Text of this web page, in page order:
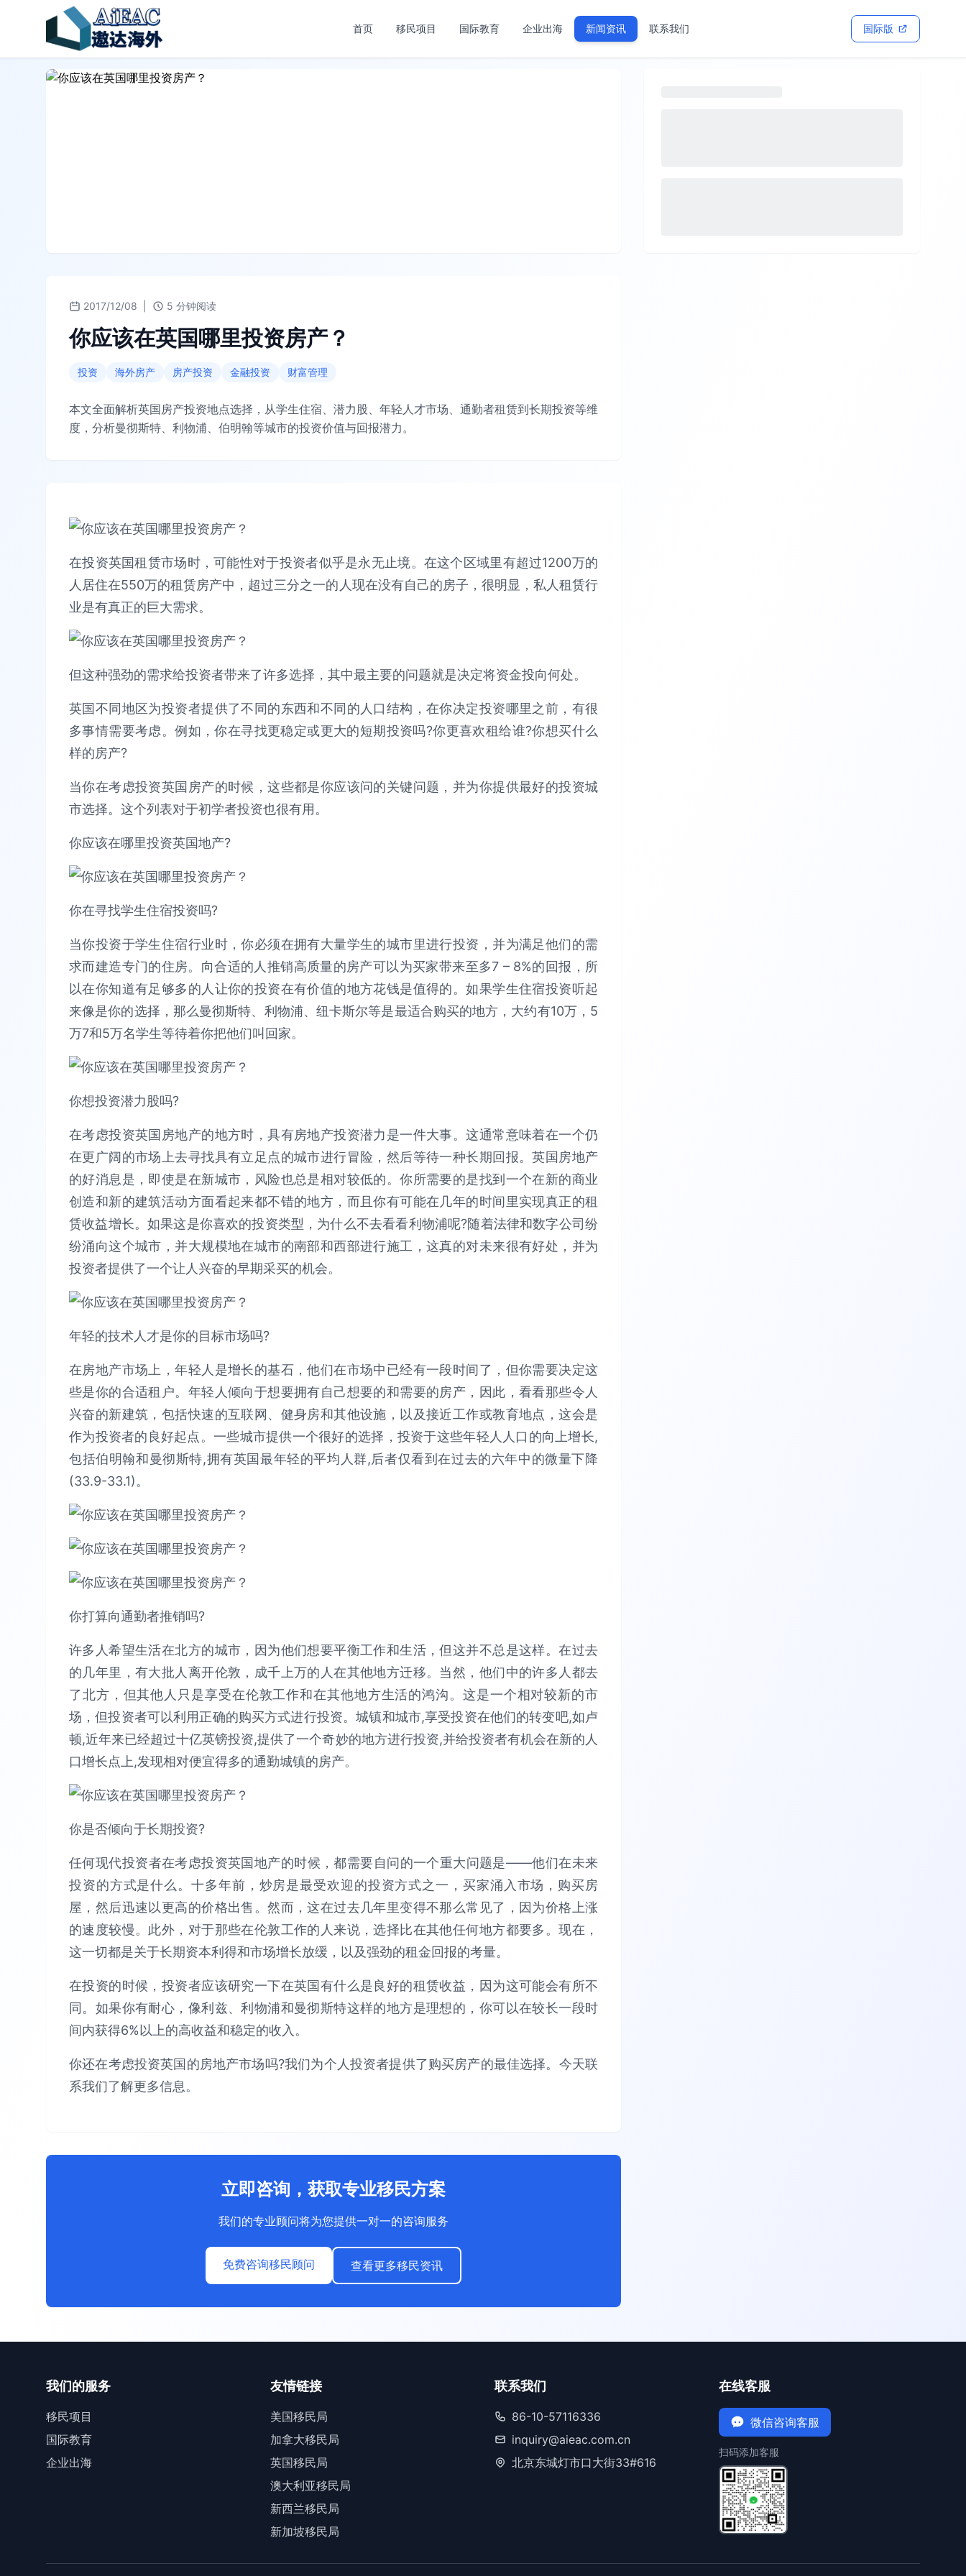
首页 移民项目 国际教育 企业出海 新闻资讯 联系我们 国际版
2017/12/08 5 分钟阅读
你应该在英国哪里投资房产？
投资 海外房产 房产投资 金融投资 财富管理
本文全面解析英国房产投资地点选择，从学生住宿、潜力股、年轻人才市场、通勤者租赁到长期投资等维
度，分析曼彻斯特、利物浦、伯明翰等城市的投资价值与回报潜力。
在投资英国租赁市场时，可能性对于投资者似乎是永无止境。在这个区域里有超过1200万的
人居住在550万的租赁房产中，超过三分之一的人现在没有自己的房子，很明显，私人租赁行
业是有真正的巨大需求。
但这种强劲的需求给投资者带来了许多选择，其中最主要的问题就是决定将资金投向何处。
英国不同地区为投资者提供了不同的东西和不同的人口结构，在你决定投资哪里之前，有很
多事情需要考虑。例如，你在寻找更稳定或更大的短期投资吗?你更喜欢租给谁?你想买什么
样的房产?
当你在考虑投资英国房产的时候，这些都是你应该问的关键问题，并为你提供最好的投资城
市选择。这个列表对于初学者投资也很有用。
你应该在哪里投资英国地产?
你在寻找学生住宿投资吗?
当你投资于学生住宿行业时，你必须在拥有大量学生的城市里进行投资，并为满足他们的需
求而建造专门的住房。向合适的人推销高质量的房产可以为买家带来至多7 – 8%的回报，所
以在你知道有足够多的人让你的投资在有价值的地方花钱是值得的。如果学生住宿投资听起
来像是你的选择，那么曼彻斯特、利物浦、纽卡斯尔等是最适合购买的地方，大约有10万，5
万7和5万名学生等待着你把他们叫回家。
你想投资潜力股吗?
在考虑投资英国房地产的地方时，具有房地产投资潜力是一件大事。这通常意味着在一个仍
在更广阔的市场上去寻找具有立足点的城市进行冒险，然后等待一种长期回报。英国房地产
的好消息是，即使是在新城市，风险也总是相对较低的。你所需要的是找到一个在新的商业
创造和新的建筑活动方面看起来都不错的地方，而且你有可能在几年的时间里实现真正的租
赁收益增长。如果这是你喜欢的投资类型，为什么不去看看利物浦呢?随着法律和数字公司纷
纷涌向这个城市，并大规模地在城市的南部和西部进行施工，这真的对未来很有好处，并为
投资者提供了一个让人兴奋的早期采买的机会。
年轻的技术人才是你的目标市场吗?
在房地产市场上，年轻人是增长的基石，他们在市场中已经有一段时间了，但你需要决定这
些是你的合适租户。年轻人倾向于想要拥有自己想要的和需要的房产，因此，看看那些令人
兴奋的新建筑，包括快速的互联网、健身房和其他设施，以及接近工作或教育地点，这会是
作为投资者的良好起点。一些城市提供一个很好的选择，投资于这些年轻人人口的向上增长,
包括伯明翰和曼彻斯特,拥有英国最年轻的平均人群,后者仅看到在过去的六年中的微量下降
(33.9-33.1)。
你打算向通勤者推销吗?
许多人希望生活在北方的城市，因为他们想要平衡工作和生活，但这并不总是这样。在过去
的几年里，有大批人离开伦敦，成千上万的人在其他地方迁移。当然，他们中的许多人都去
了北方，但其他人只是享受在伦敦工作和在其他地方生活的鸿沟。这是一个相对较新的市
场，但投资者可以利用正确的购买方式进行投资。城镇和城市,享受投资在他们的转变吧,如卢
顿,近年来已经超过十亿英镑投资,提供了一个奇妙的地方进行投资,并给投资者有机会在新的人
口增长点上,发现相对便宜得多的通勤城镇的房产。
你是否倾向于长期投资?
任何现代投资者在考虑投资英国地产的时候，都需要自问的一个重大问题是——他们在未来
投资的方式是什么。十多年前，炒房是最受欢迎的投资方式之一，买家涌入市场，购买房
屋，然后迅速以更高的价格出售。然而，这在过去几年里变得不那么常见了，因为价格上涨
的速度较慢。此外，对于那些在伦敦工作的人来说，选择比在其他任何地方都要多。现在，
这一切都是关于长期资本利得和市场增长放缓，以及强劲的租金回报的考量。
在投资的时候，投资者应该研究一下在英国有什么是良好的租赁收益，因为这可能会有所不
同。如果你有耐心，像利兹、利物浦和曼彻斯特这样的地方是理想的，你可以在较长一段时
间内获得6%以上的高收益和稳定的收入。
你还在考虑投资英国的房地产市场吗?我们为个人投资者提供了购买房产的最佳选择。今天联
系我们了解更多信息。
立即咨询，获取专业移民方案
我们的专业顾问将为您提供一对一的咨询服务
免费咨询移民顾问 查看更多移民资讯
我们的服务
移民项目
国际教育
企业出海
友情链接
美国移民局
加拿大移民局
英国移民局
澳大利亚移民局
新西兰移民局
新加坡移民局
联系我们
86-10-57116336
inquiry@aieac.com.cn
北京东城灯市口大街33#616
在线客服
微信咨询客服
扫码添加客服